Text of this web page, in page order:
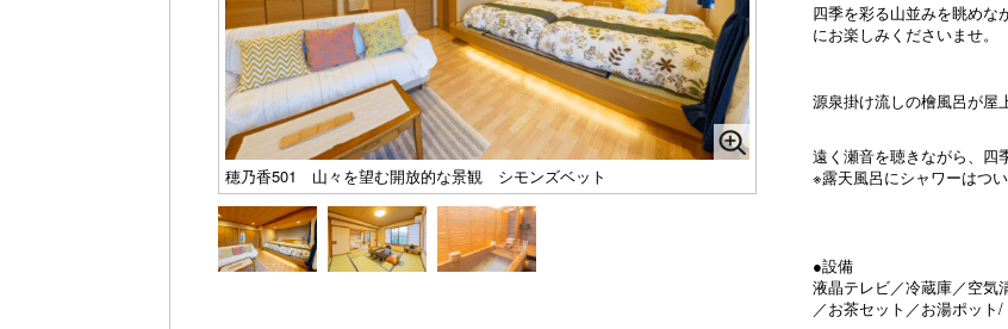
穂乃香501 山々を望む開放的な景観 シモンズベット
四季を彩る山並みを眺めな
にお楽しみくださいませ。
源泉掛け流しの檜風呂が屋
遠く瀬音を聴きながら、四
※露天風呂にシャワーはつ
●設備
液晶テレビ／冷蔵庫／空気
／お茶セット／お湯ポット/